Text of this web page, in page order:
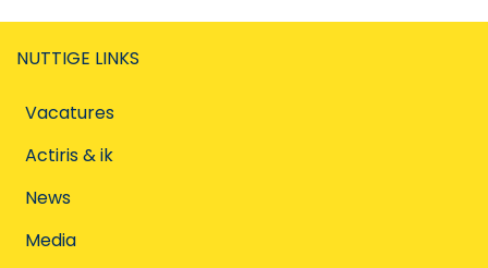
NUTTIGE LINKS
Vacatures
Actiris & ik
News
Media